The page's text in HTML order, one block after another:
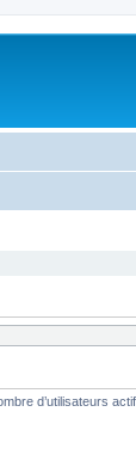
d’utilisateurs